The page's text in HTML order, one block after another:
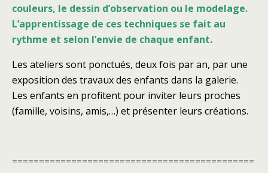
couleurs, le dessin d’observation ou le modelage.
L’apprentissage de ces techniques se fait au
rythme et selon l’envie de chaque enfant.
Les ateliers sont ponctués, deux fois par an, par une
exposition des travaux des enfants dans la galerie.
Les enfants en profitent pour inviter leurs proches
(famille, voisins, amis,…) et présenter leurs créations.
=============================================